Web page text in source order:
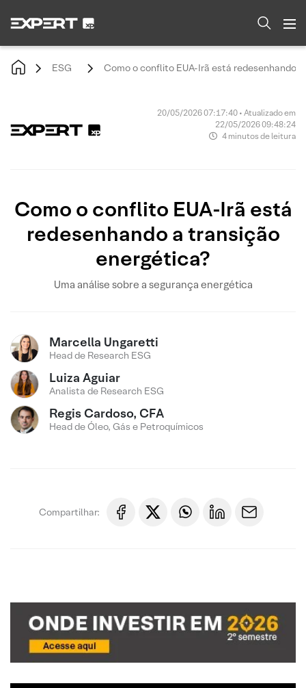
ESG Como o conflito EUA-Irã está redesenhando
20/05/2026 07:17:40 • Atualizado em
22/05/2026 09:48:24
4 minutos de leitura
Como o conflito EUA-Irã está
redesenhando a transição
energética?
Uma análise sobre a segurança energética
Marcella Ungaretti
Head de Research ESG
Luiza Aguiar
Analista de Research ESG
Regis Cardoso, CFA
Head de Óleo, Gás e Petroquímicos
Compartilhar: